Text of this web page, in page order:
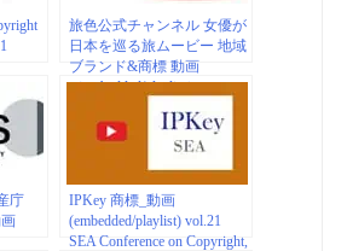
旅色公式チャンネル 女優が
日本を巡る旅ムービー 地域
ブランド&商標 動画
（embedded/playlist）
庁
IPKey 商標_動画
(embedded/playlist) vol.21
SEA Conference on Copyright,